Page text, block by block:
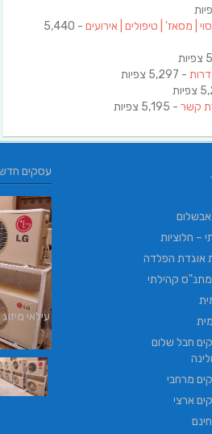
| מסאז' | טיפולים | אירועים
- 5,440
- 5,297 צפיות
קשר - 5,195 צפיות
עסקים
עילאי
– חלוציות
אוגדת הפלדה
מתנ"ס קהילתי
חבל שלום
מרחבי
ארצי